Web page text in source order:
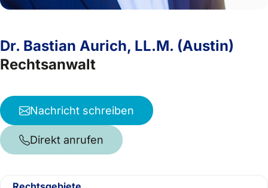
Dr. Bastian Aurich, LL.M. (Austin)
Rechtsanwalt
Nachricht schreiben
Direkt anrufen